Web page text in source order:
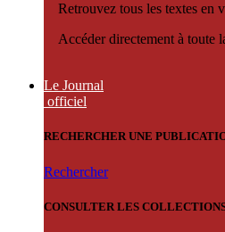
Retrouvez tous les textes en
Accéder directement à toute
Le Journal
officiel
RECHERCHER UNE
Rechercher
CONSULTER LES